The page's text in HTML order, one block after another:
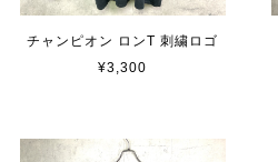
チャンピオン ロンT 刺繍ロゴ
¥3,300